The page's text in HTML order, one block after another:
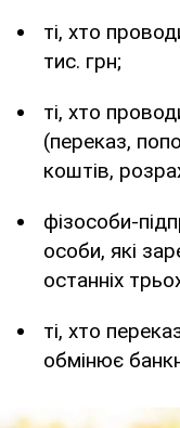
ті, хто
тис. грн;
ті, хто
(переказ,
коштів,
фізособи-
особи, які
останніх
ті, хто
обмінює